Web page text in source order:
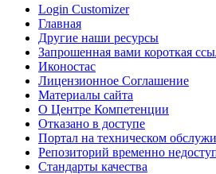
Login Customizer
Главная
Другие наши ресурсы
Запрошенная вами короткая
Иконостас
Лицензионное Соглашение
Материалы сайта
О Центре Компетенции
Отказано в доступе
Портал на техническом
Репозиторий временно
Стандарты качества